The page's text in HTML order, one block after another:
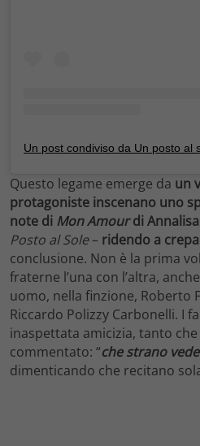
Questo legame emerge da un
protagoniste inscenano uno
note di Mon Amourdi Annalisa
Posto al Sole– ridendo a
conclusione. Non è la prima
fraterne l’una con l’altra,
uomo, nella finzione, Roberto
Riccardo Polizzy Carbonelli. I
inaspettata amicizia, tanto che
commentato: “che strano
dimenticando che recitano